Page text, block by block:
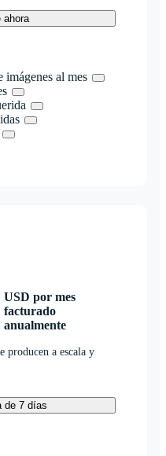
ahora
imágenes al mes
USD por mes
facturado
anualmente
producen a escala y
de 7 días